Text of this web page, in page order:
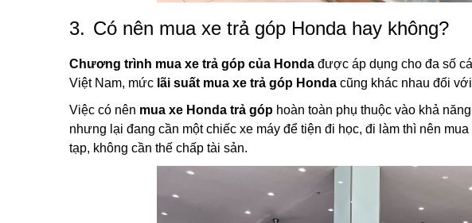
3. Có nên mua xe trả góp Honda hay không?
Chương trình mua xe trả góp của Honda được áp dụng cho đa số
Việt Nam, mức lãi suất mua xe trả góp Honda cũng khác nhau đối
Việc có nên mua xe Honda trả góp hoàn toàn phụ thuộc vào khả
nhưng lại đang cần một chiếc xe máy để tiện đi học, đi làm thì nên
tạp, không cần thế chấp tài sản.